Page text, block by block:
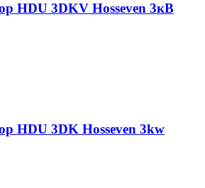
HDU 3DKV Hosseven 3кВ
HDU 3DK Hosseven 3kw